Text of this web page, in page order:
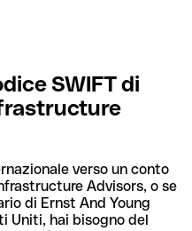
SWIFT di
verso un conto
Advisors, o se
di Ernst And Young
Uniti, hai bisogno del